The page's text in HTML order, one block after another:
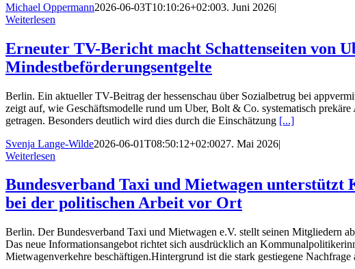
Michael Oppermann2026-06-03T10:10:26+02:003. Juni 2026|
Weiterlesen
Erneuter TV-Bericht macht Schattenseiten von
Mindestbeförderungsentgelte
Berlin. Ein aktueller TV-Beitrag der hessenschau über Sozialbetrug bei
zeigt auf, wie Geschäftsmodelle rund um Uber, Bolt & Co. systematisch
getragen. Besonders deutlich wird dies durch die Einschätzung [...]
Svenja Lange-Wilde2026-06-01T08:50:12+02:0027. Mai 2026|
Weiterlesen
Bundesverband Taxi und Mietwagen
bei der politischen Arbeit vor Ort
Berlin. Der Bundesverband Taxi und Mietwagen e.V. stellt seinen Mitgliedern
Das neue Informationsangebot richtet sich ausdrücklich an
Mietwagenverkehre beschäftigen.Hintergrund ist die stark gestiegene Nachfrage